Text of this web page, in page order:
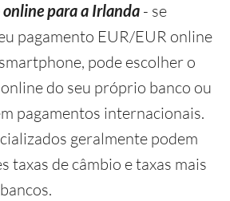
para a Irlanda - se
pagamento EUR/EUR online
pode escolher o
do seu próprio banco ou
pagamentos internacionais.
geralmente podem
taxas de câmbio e taxas mais